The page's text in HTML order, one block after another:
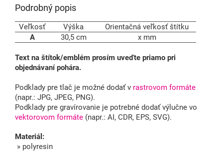
Podrobný popis
Veľkosť Výška
Orientačná veľkosť štítku
A
30,5 cm x mm
Text na štítok/emblém prosím uveďte priamo pri
objednávaní pohára.
Podklady pre tlač je možné dodať v rastrovom formáte
(napr.: JPG, JPEG, PNG).
Podklady pre gravírovanie je potrebné dodať výlučne vo
vektorovom formáte (napr.: AI, CDR, EPS, SVG).
Materiál:
» polyresin